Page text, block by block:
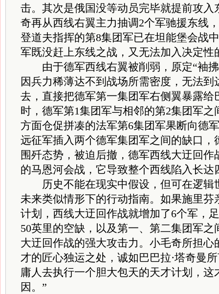
击。其次是俄国没等动员完毕就提前攻入
奇再从西线右翼主力抽调2个军驰援东线
登道夫指挥的第8集团军已在坦能堡会战
军既没赶上东线之战，又无法加入决定性
由于德军西线右翼被削弱，原定“袖拂
因兵力稀薄达不到战场所需密度，无法
去，直接把德军第一集团军右侧翼暴露给
时，德军第1集团军与相邻的第2集团军
方面仓促拼凑的法军第6集团军果断向德
远征军插入两个德军集团军之间的缺口，
围歼态势，被迫后撤，德军西线大迂回
的马恩河会战，它导致整个西线陷入长达
历史不能在现实中假设，但可在逻辑
未来类似情形下的行动指南。如果施里芬
计划，西线大迂回作战就增加了6个军，
50英里的空缺，以及第一、第二集团军
大迂回作战的强大攻击力。小毛奇所担心
才的匠心独运之处，诚如巴巴拉·塔奇曼
庸人去执行一个胆大包天的天才计划，这
因。”